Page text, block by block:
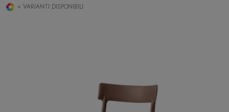
+ VARIANTI DISPONIBILI